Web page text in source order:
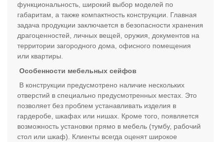
функциональность, широкий выбор моделей по
габаритам, а также компактность конструкции. Главная
задача продукции заключается в безопасности хранения
драгоценностей, личных вещей, оружия, документов на
территории загородного дома, офисного помещения
или квартиры.
Особенности мебельных сейфов
В конструкции предусмотрено наличие нескольких
отверстий в специально предусмотренных местах. Это
позволяет без проблем устанавливать изделия в
гардеробе, шкафах или нишах. Кроме того, появляется
возможность установки прямо в мебель (тумбу, рабочий
стол или шкаф). Клиенты всегда оценят широкое